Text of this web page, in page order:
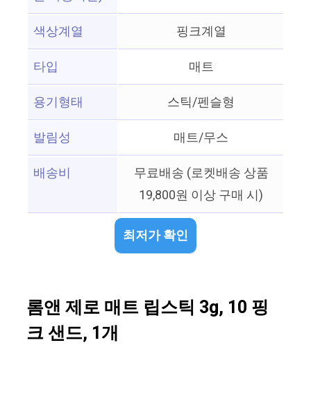
색상계열
핑크계열
타입
매트
용기형태
스틱/펜슬형
발림성
매트/무스
배송비
무료배송 (로켓배송 상품
19,800원 이상 구매 시)
최저가 확인
롬앤 제로 매트 립스틱 3g, 10 핑
크 샌드, 1개